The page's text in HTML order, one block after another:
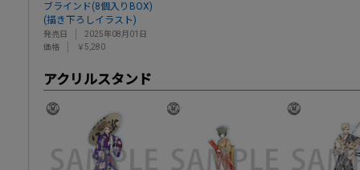
ブラインド(8個入りBOX)
(描き下ろしイラスト)
発売日
2025年08月01日
価格
￥5,280
アクリルスタンド